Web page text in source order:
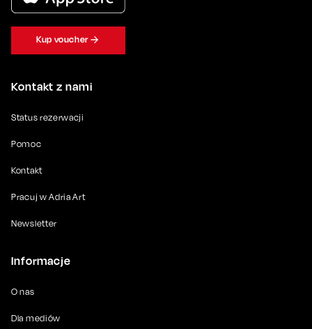
Kontakt z nami
Status rezerwacji
Pomoc
Kontakt
Pracuj w Adria Art
Newsletter
Informacje
O nas
Dla mediów
Kup voucher